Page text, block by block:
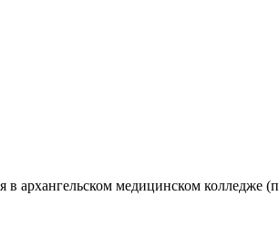
архангельском медицинском колледже